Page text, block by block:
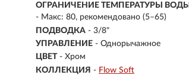
ОГРАНИЧЕНИЕ ТЕМПЕРАТУРЫ ВОДЫ
- Макс: 80, рекомендовано (5–65)
ПОДВОДКА - 3/8"
УПРАВЛЕНИЕ - Однорычажное
ЦВЕТ - Хром
КОЛЛЕКЦИЯ - Flow Soft